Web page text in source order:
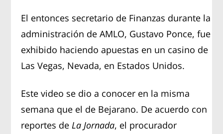
El entonces secretario de Finanzas durante la
administración de AMLO, Gustavo Ponce, fue
exhibido haciendo apuestas en un casino de
Las Vegas, Nevada, en Estados Unidos.
Este video se dio a conocer en la misma
semana que el de Bejarano. De acuerdo con
reportes de La Jornada, el procurador